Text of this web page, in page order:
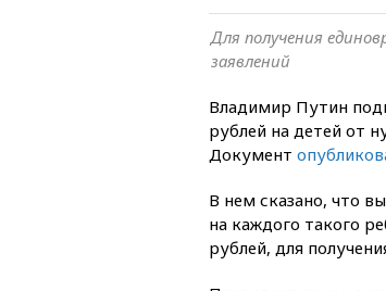
Для получения
заявлений
Владимир Путин
рублей на детей от
Документ
В нем сказано, что
на каждого такого
рублей, для